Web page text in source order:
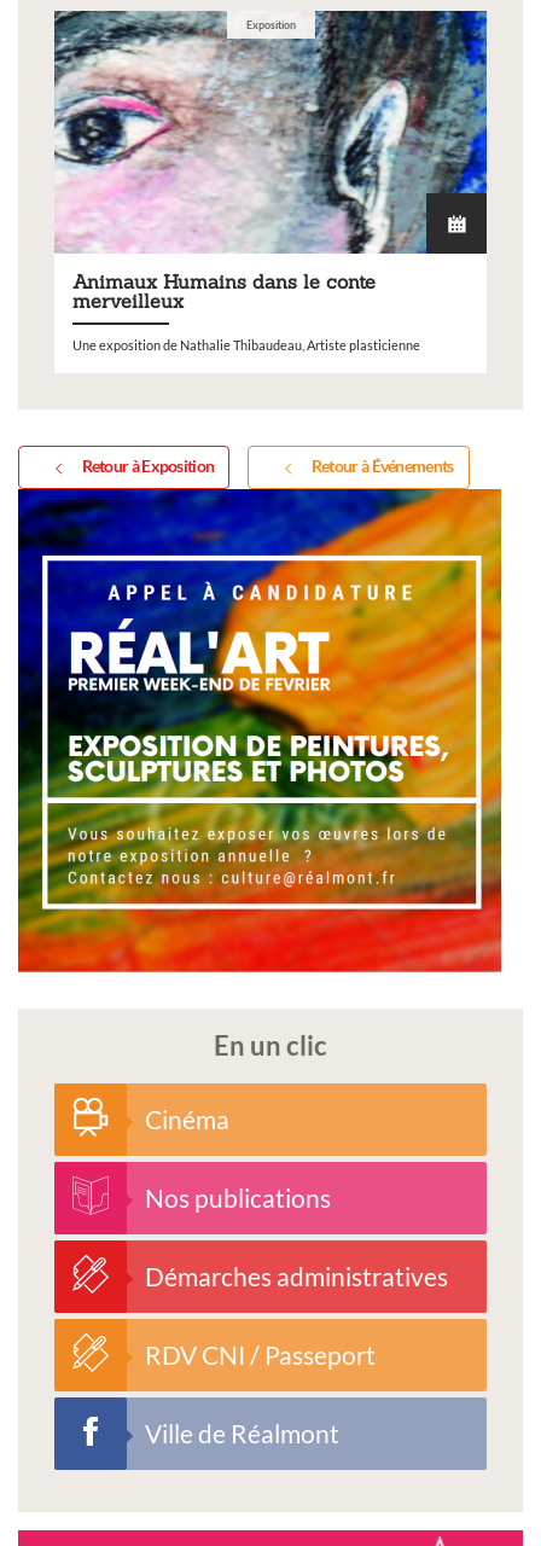
Exposition
Animaux Humains dans le conte
merveilleux
Une exposition de Nathalie Thibaudeau, Artiste plasticienne
Retour à Exposition Retour à Événements
En un clic
Cinéma
Nos publications
Démarches administratives
RDV CNI / Passeport
Ville de Réalmont